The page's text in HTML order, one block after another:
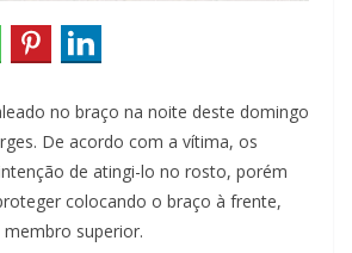
no braço na noite deste domingo
De acordo com a vítima, os
de atingi-lo no rosto, porém
colocando o braço à frente,
superior.